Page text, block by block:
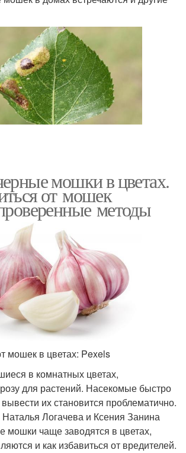
мошки в цветах.
от мошек
методы
мошек в цветах: Pexels
в комнатных цветах,
для растений. Насекомые быстро
их становится проблематично.
Логачева и Ксения Занина
мошки чаще заводятся в цветах,
и как избавиться от вредителей.